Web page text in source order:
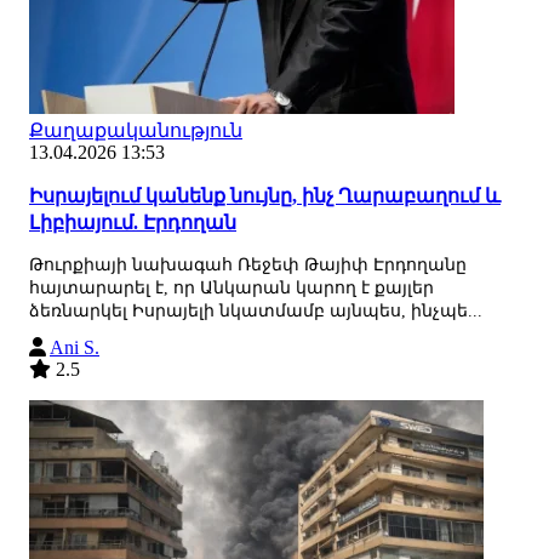
Քաղաքականություն
13.04.2026 13:53
Իսրայելում կանենք նույնը, ինչ Ղարաբաղում և
Լիբիայում. Էրդողան
Թուրքիայի նախագահ Ռեջեփ Թայիփ Էրդողանը
հայտարարել է, որ Անկարան կարող է քայլեր
ձեռնարկել Իսրայելի նկատմամբ այնպես, ինչպե...
Ani S.
2.5